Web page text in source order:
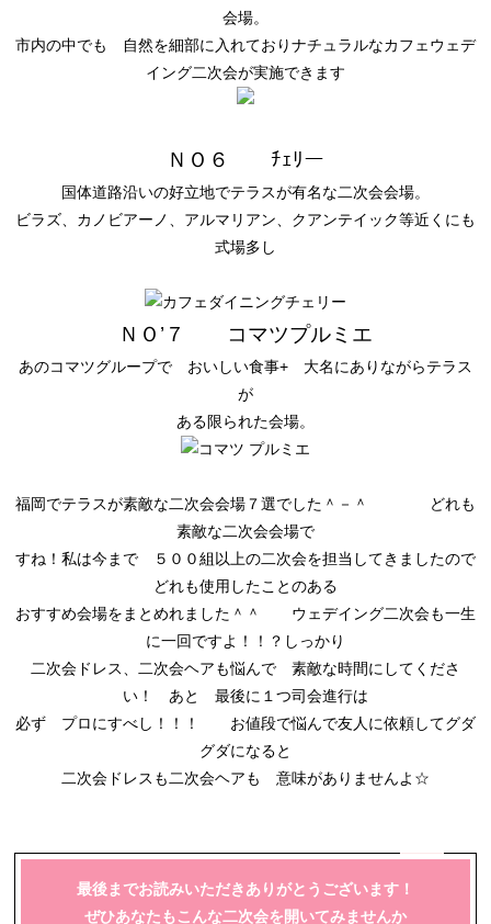
会場。
市内の中でも 自然を細部に入れておりナチュラルなカフェウェデ
イング二次会が実施できます
ＮＯ６ ﾁｪﾘー
国体道路沿いの好立地でテラスが有名な二次会会場。
ビラズ、カノビアーノ、アルマリアン、クアンテイック等近くにも
式場多し
ＮＯ’７ コマツプルミエ
あのコマツグループで おいしい食事+ 大名にありながらテラス
が
ある限られた会場。
福岡でテラスが素敵な二次会会場７選でした＾－＾ どれも
素敵な二次会会場で
すね！私は今まで ５００組以上の二次会を担当してきましたので
どれも使用したことのある
おすすめ会場をまとめれました＾＾ ウェデイング二次会も一生
に一回ですよ！！？しっかり
二次会ドレス、二次会ヘアも悩んで 素敵な時間にしてくださ
い！ あと 最後に１つ司会進行は
必ず プロにすべし！！！ お値段で悩んで友人に依頼してグダ
グダになると
二次会ドレスも二次会ヘアも 意味がありませんよ☆
最後までお読みいただきありがとうございます！
ぜひあなたもこんな二次会を開いてみませんか